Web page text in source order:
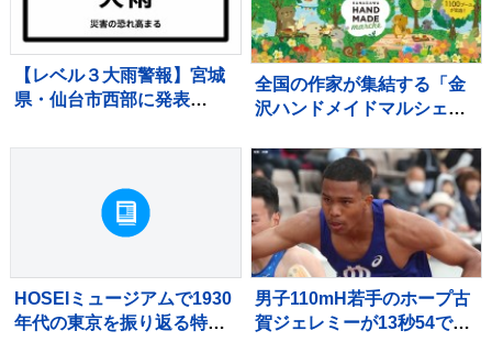
【レベル３大雨警報】宮城
県・仙台市西部に発表
全国の作家が集結する「金
沢ハンドメイドマルシェ
HOSEIミュージアムで1930
年代の東京を振り返る特別
男子110mH若手のホープ古
賀ジェレミーが13秒54で準